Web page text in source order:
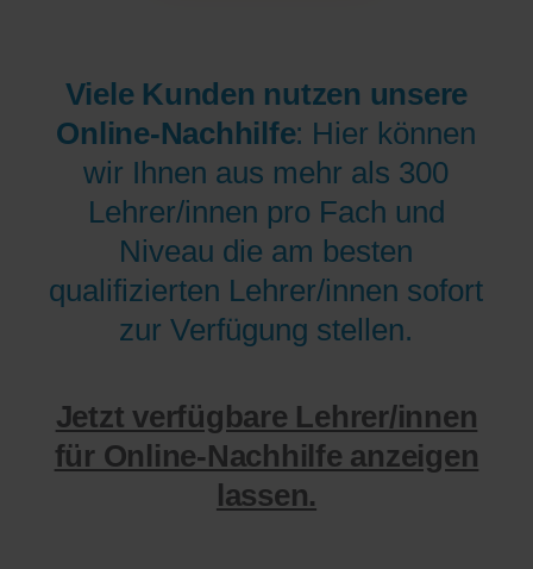
Viele Kunden nutzen unsere
Online-Nachhilfe: Hier können
wir Ihnen aus mehr als 300
Lehrer/innen pro Fach und
Niveau die am besten
qualifizierten Lehrer/innen sofort
zur Verfügung stellen.
Jetzt verfügbare Lehrer/innen
für Online-Nachhilfe anzeigen
lassen.